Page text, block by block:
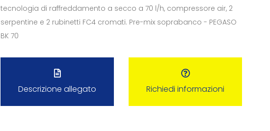
tecnologia di raffreddamento a secco a 70 l/h, compressore air, 2
serpentine e 2 rubinetti FC4 cromati. Pre-mix soprabanco - PEGASO
BK 70
Descrizione allegato Richiedi informazioni